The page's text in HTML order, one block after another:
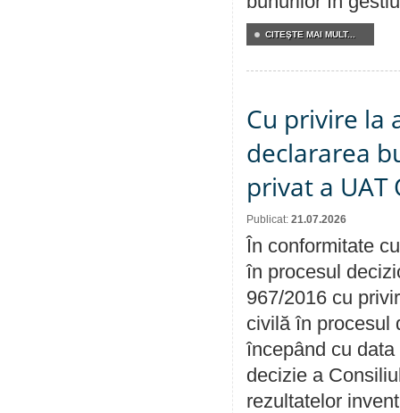
CITEŞTE MAI MULT...
Cu privire la
declararea
privat a UAT
Publicat: 21.07.2026
În conformitate
în procesul
967/2016 cu
civilă în procesul
începând cu
decizie a
rezultatelor